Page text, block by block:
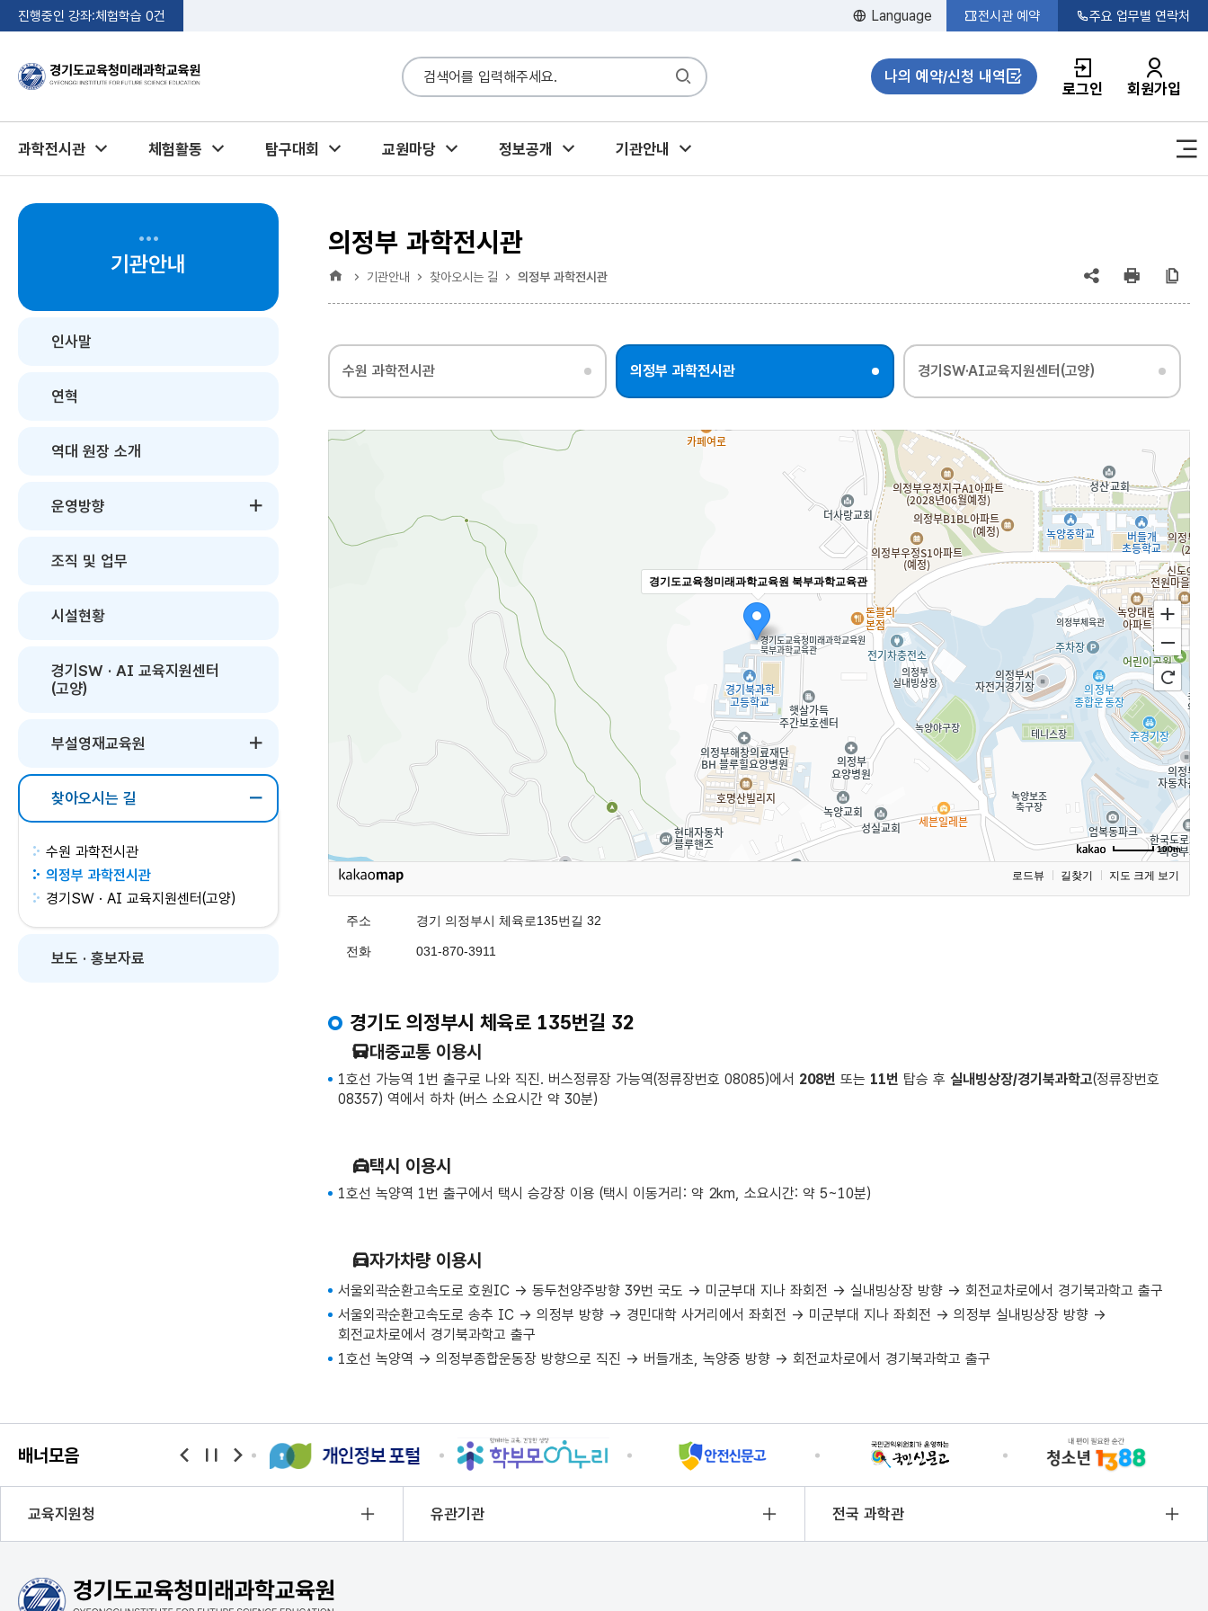
진행중인 강좌:체험학습 0건 Language 전시관 예약 주요 업무별 연락처
나의 예약/신청 내역
로그인 회원가입
과학전시관 체험활동 탐구대회 교원마당 정보공개 기관안내
기관안내
인사말
연혁
역대 원장 소개
운영방향
조직 및 업무
시설현황
경기SW · AI 교육지원센터
(고양)
부설영재교육원
찾아오시는 길
수원 과학전시관
의정부 과학전시관
경기SW · AI 교육지원센터(고양)
보도 · 홍보자료
의정부 과학전시관
기관안내 찾아오시는 길 의정부 과학전시관
공유
:
인쇄
수원 과학전시관 의정부 과학전시관 경기SW·AI교육지원센터(고양)
경기도교육청미래과학교육원 북부과학교육관
100m
로드뷰 길찾기 지도 크게 보기
주소 경기 의정부시 체육로135번길 32
전화 031-870-3911
경기도 의정부시 체육로 135번길 32
대중교통 이용시
1호선 가능역 1번 출구로 나와 직진. 버스정류장 가능역(정류장번호 08085)에서 208번 또는 11번 탑승 후 실내빙상장/경기북과학고(정류장번호
08357) 역에서 하차 (버스 소요시간 약 30분)
택시 이용시
1호선 녹양역 1번 출구에서 택시 승강장 이용 (택시 이동거리: 약 2km, 소요시간: 약 5~10분)
자가차량 이용시
서울외곽순환고속도로 호원IC → 동두천양주방향 39번 국도 → 미군부대 지나 좌회전 → 실내빙상장 방향 → 회전교차로에서 경기북과학고 출구
서울외곽순환고속도로 송추 IC → 의정부 방향 → 경민대학 사거리에서 좌회전 → 미군부대 지나 좌회전 → 의정부 실내빙상장 방향 →
회전교차로에서 경기북과학고 출구
1호선 녹양역 → 의정부종합운동장 방향으로 직진 → 버들개초, 녹양중 방향 → 회전교차로에서 경기북과학고 출구
배너모음
bannerbannerbanner
교육지원청 유관기관 전국 과학관